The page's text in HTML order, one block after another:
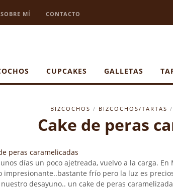
SOBRE MÍ CONTACTO
CUPCAKES GALLETAS
BIZCOCHOS / BIZCOCHOS/TARTAS /
Cake de peras
días un poco ajetreada, vuelvo a la carga. En
impresionante..bastante frío pero la luz es
desayuno.. un cake de peras